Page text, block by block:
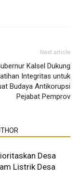
Next article
Kalsel Dukung
Integritas untuk
Budaya Antikorupsi
Pejabat Pemprov
Desa
Listrik Desa